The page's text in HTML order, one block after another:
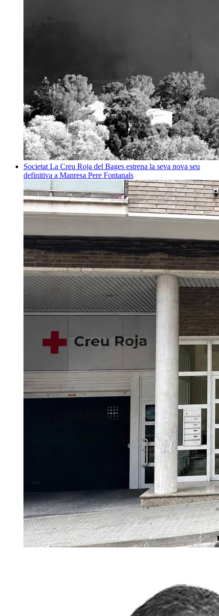
Societat La Creu Roja del Bages estrena la seva nova seu
definitiva a Manresa Pere Fontanals